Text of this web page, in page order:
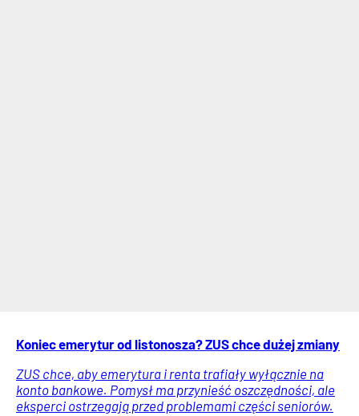
Koniec emerytur od listonosza? ZUS chce dużej zmiany
ZUS chce, aby emerytura i renta trafiały wyłącznie na
konto bankowe. Pomysł ma przynieść oszczędności, ale
eksperci ostrzegają przed problemami części seniorów.